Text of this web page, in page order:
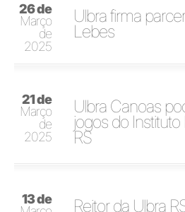
26 de
Março
de
2025
Ulbra firma
Lebes
21 de
Março
de
2025
Ulbra Canoas
jogos do
RS
13 de
Reitor da Ulbra